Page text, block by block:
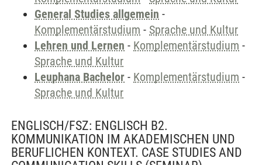
General Studies allgemein -
Komplementärstudium - Sprache und Kultur
Lehren und Lernen - Komplementärstudium -
Sprache und Kultur
Leuphana Bachelor - Komplementärstudium -
Sprache und Kultur
ENGLISCH/FSZ: ENGLISCH B2.
KOMMUNIKATION IM AKADEMISCHEN UND
BERUFLICHEN KONTEXT. CASE STUDIES AND